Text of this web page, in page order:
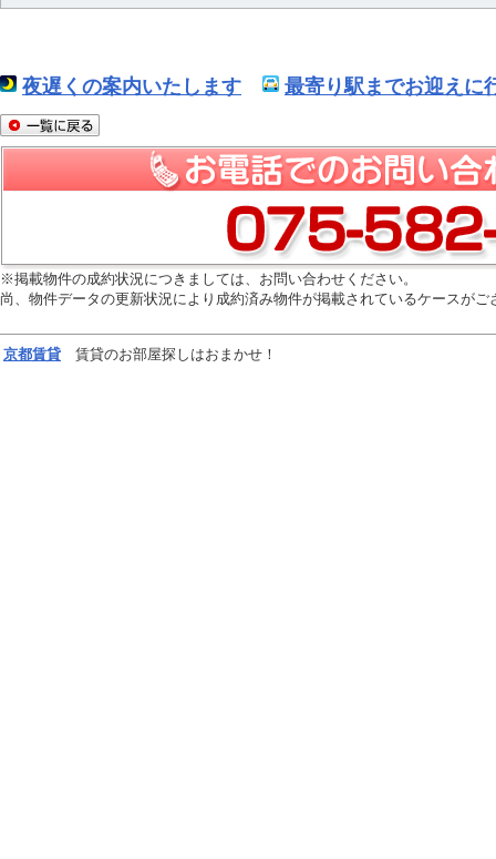
夜遅くの案内いたします 最寄り駅までお迎えに
※掲載物件の成約状況につきましては、お問い合わせください。
尚、物件データの更新状況により成約済み物件が掲載されているケースが
京都賃貸 賃貸のお部屋探しはおまかせ！